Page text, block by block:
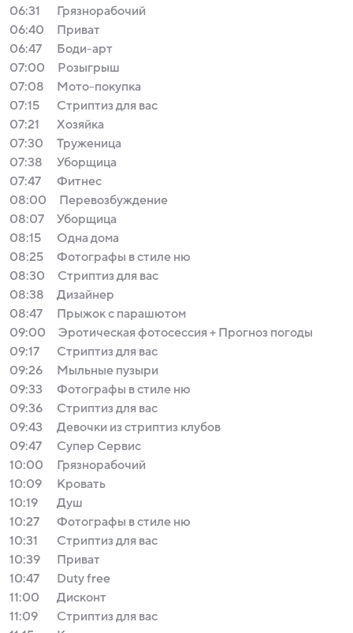
06:31
Грязнорабочий
06:40
Приват
06:47
Боди-арт
07:00
Розыгрыш
07:08
Мото-покупка
07:15
Стриптиз для вас
07:21
Хозяйка
07:30
Труженица
07:38
Уборщица
07:47
Фитнес
08:00
Перевозбуждение
08:07
Уборщица
08:15
Одна дома
08:25
Фотографы в стиле ню
08:30
Стриптиз для вас
08:38
Дизайнер
08:47
Прыжок с парашютом
09:00
Эротическая фотосессия + Прогноз погоды
09:17
Стриптиз для вас
09:26
Мыльные пузыри
09:33
Фотографы в стиле ню
09:36
Стриптиз для вас
09:43
Девочки из стриптиз клубов
09:47
Супер Сервис
10:00
Грязнорабочий
10:09
Кровать
10:19
Душ
10:27
Фотографы в стиле ню
10:31
Стриптиз для вас
10:39
Приват
10:47
Duty free
11:00
Дисконт
11:09
Стриптиз для вас